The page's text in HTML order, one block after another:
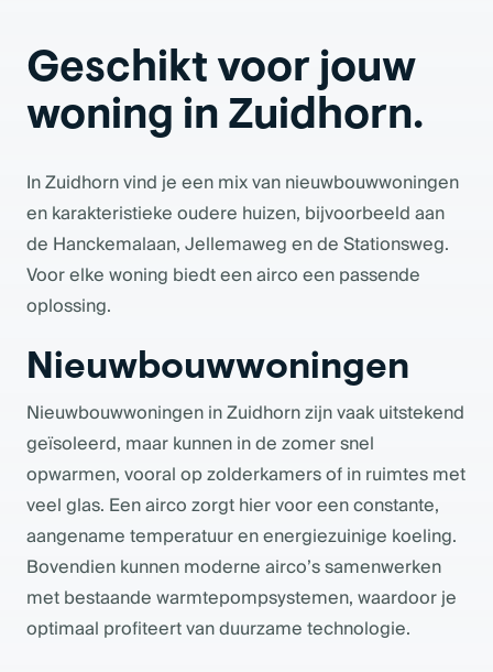
Geschikt voor jouw
woning in Zuidhorn.
In Zuidhorn vind je een mix van nieuwbouwwoningen
en karakteristieke oudere huizen, bijvoorbeeld aan
de Hanckemalaan, Jellemaweg en de Stationsweg.
Voor elke woning biedt een airco een passende
oplossing.
Nieuwbouwwoningen
Nieuwbouwwoningen in Zuidhorn zijn vaak uitstekend
geïsoleerd, maar kunnen in de zomer snel
opwarmen, vooral op zolderkamers of in ruimtes met
veel glas. Een airco zorgt hier voor een constante,
aangename temperatuur en energiezuinige koeling.
Bovendien kunnen moderne airco’s samenwerken
met bestaande warmtepompsystemen, waardoor je
optimaal profiteert van duurzame technologie.